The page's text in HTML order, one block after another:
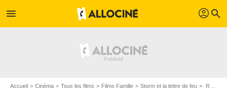
menu profil search
Accueil Cinéma Tous les films Films Famille Storm et la lettre de feu Regarder Storm et la lettre de feu en SVOD